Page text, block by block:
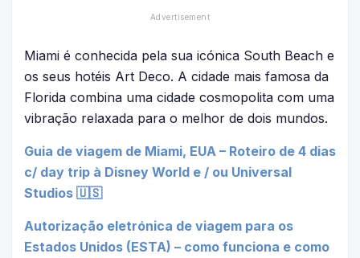
Miami é conhecida pela sua icónica South Beach e
os seus hotéis Art Deco. A cidade mais famosa da
Florida combina uma cidade cosmopolita com uma
vibração relaxada para o melhor de dois mundos.
Guia de viagem de Miami, EUA – Roteiro de 4 dias
c/ day trip à Disney World e / ou Universal
Studios 🇺🇸
Autorização eletrónica de viagem para os
Estados Unidos (ESTA) – como funciona e como